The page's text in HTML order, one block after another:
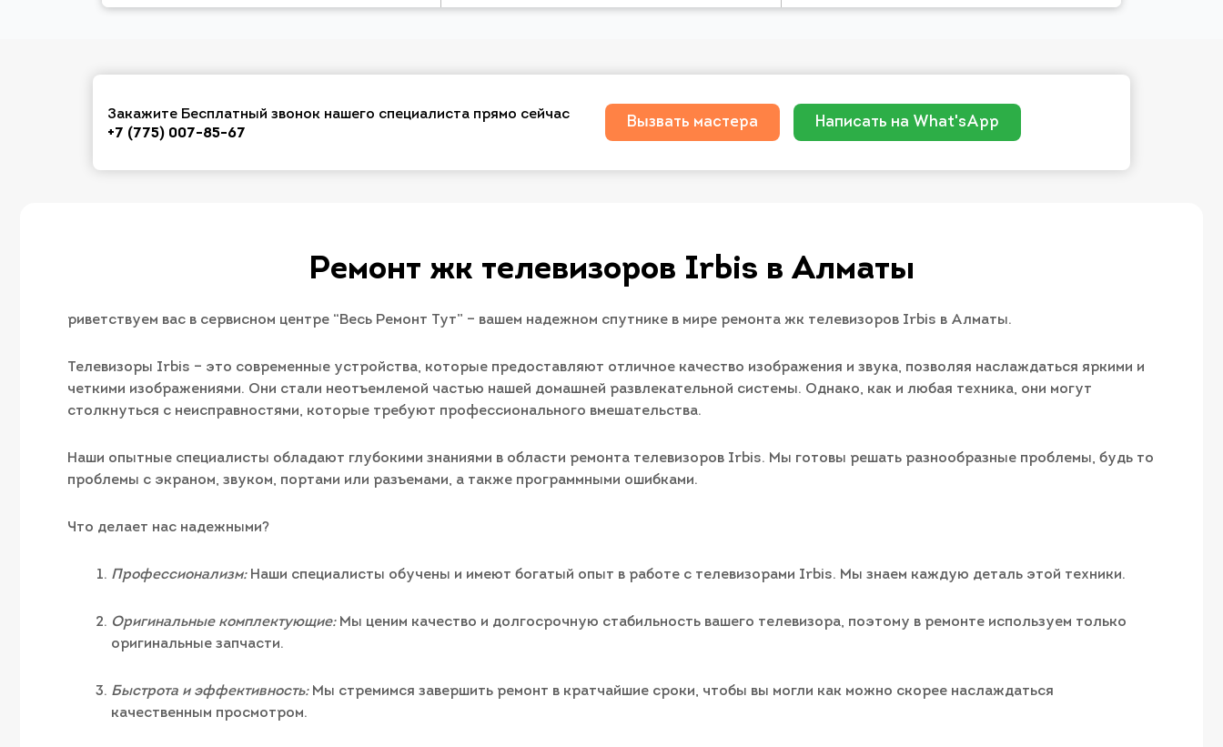
Закажите Бесплатный звонок нашего специалиста прямо сейчас
+7 (775) 007-85-67
Вызвать мастера Написать на What'sApp
Ремонт жк телевизоров Irbis в Алматы
риветствуем вас в сервисном центре “Весь Ремонт Тут” – вашем надежном спутнике в мире ремонта жк телевизоров Irbis в Алматы.
Телевизоры Irbis – это современные устройства, которые предоставляют отличное качество изображения и звука, позволяя наслаждаться яркими и
четкими изображениями. Они стали неотъемлемой частью нашей домашней развлекательной системы. Однако, как и любая техника, они могут
столкнуться с неисправностями, которые требуют профессионального вмешательства.
Наши опытные специалисты обладают глубокими знаниями в области ремонта телевизоров Irbis. Мы готовы решать разнообразные проблемы, будь то
проблемы с экраном, звуком, портами или разъемами, а также программными ошибками.
Что делает нас надежными?
Профессионализм:Наши специалисты обучены и имеют богатый опыт в работе с телевизорами Irbis. Мы знаем каждую деталь этой техники.
Оригинальные комплектующие:Мы ценим качество и долгосрочную стабильность вашего телевизора, поэтому в ремонте используем только
оригинальные запчасти.
Быстрота и эффективность:Мы стремимся завершить ремонт в кратчайшие сроки, чтобы вы могли как можно скорее наслаждаться
качественным просмотром.